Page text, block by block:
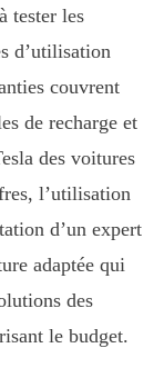
tester les
d’utilisation
couvrent
de recharge et
des voitures
l’utilisation
d’un expert
adaptée qui
des
le budget.